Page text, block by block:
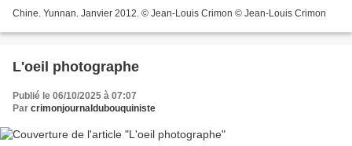
Chine. Yunnan. Janvier 2012. © Jean-Louis Crimon © Jean-Louis Crimon
L'oeil photographe
Publié le 06/10/2025 à 07:07
Par crimonjournaldubouquiniste